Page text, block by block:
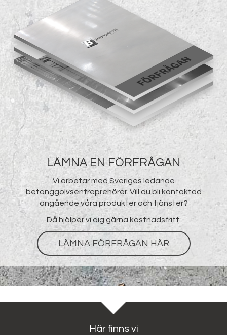
LÄMNA EN FÖRFRÅGAN
Vi arbetar med Sveriges ledande
betonggolvsentreprenörer. Vill du bli kontaktad
angående våra produkter och tjänster?
Då hjälper vi dig gärna kostnadsfritt.
LÄMNA FÖRFRÅGAN HÄR
Här finns vi